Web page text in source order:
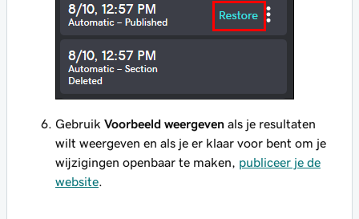
Gebruik Voorbeeld weergeven als je resultaten
wilt weergeven en als je er klaar voor bent om je
wijzigingen openbaar te maken, publiceer je de
website